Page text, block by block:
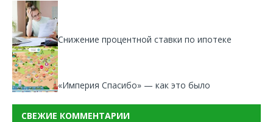
Снижение процентной ставки по ипотеке
«Империя Спасибо» — как это было
СВЕЖИЕ КОММЕНТАРИИ